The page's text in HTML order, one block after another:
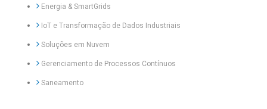
Energia & SmartGrids
IoT e Transformação de Dados Industriais
Soluções em Nuvem
Gerenciamento de Processos Contínuos
Saneamento